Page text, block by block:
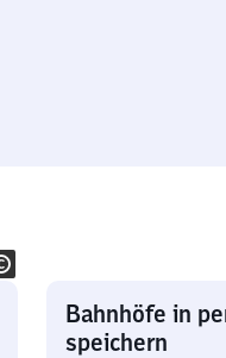
Bahnhöfe in
speichern